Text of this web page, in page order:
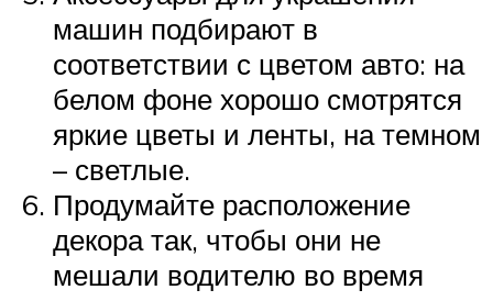
машин подбирают в
соответствии с цветом авто: на
белом фоне хорошо смотрятся
яркие цветы и ленты, на темном
– светлые.
Продумайте расположение
декора так, чтобы они не
мешали водителю во время